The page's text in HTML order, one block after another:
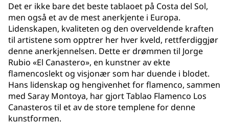
Det er ikke bare det beste tablaoet på Costa del Sol,
men også et av de mest anerkjente i Europa.
Lidenskapen, kvaliteten og den overveldende kraften
til artistene som opptrer her hver kveld, rettferdiggjør
denne anerkjennelsen. Dette er drømmen til Jorge
Rubio «El Canastero», en kunstner av ekte
flamencoslekt og visjonær som har duende i blodet.
Hans lidenskap og hengivenhet for flamenco, sammen
med Saray Montoya, har gjort Tablao Flamenco Los
Canasteros til et av de store templene for denne
kunstformen.